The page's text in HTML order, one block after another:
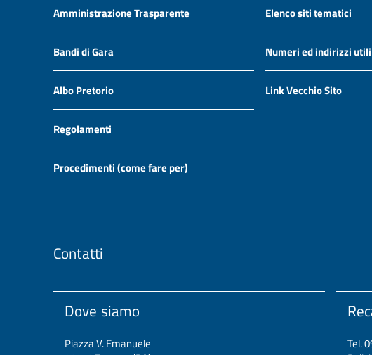
Amministrazione Trasparente
Bandi di Gara
Albo Pretorio
Regolamenti
Procedimenti (come fare per)
Elenco siti tematici
Numeri ed indirizzi utili
Link Vecchio Sito
Contatti
Dove siamo
Piazza V. Emanuele
Tel.